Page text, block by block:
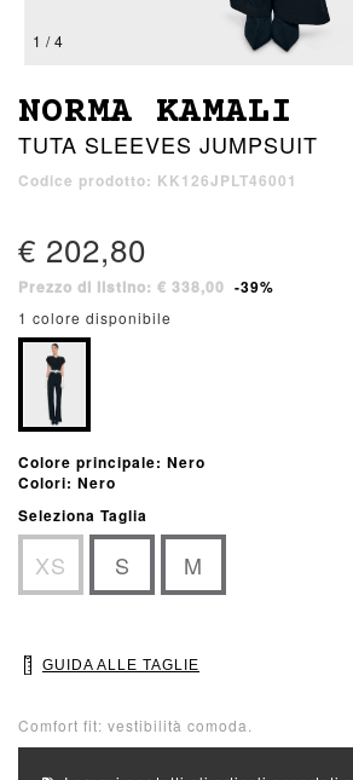
1 / 4
NORMA KAMALI
TUTA SLEEVES JUMPSUIT
Codice prodotto: KK126JPLT46001
€ 202,80
Prezzo di listino: € 338,00 -39%
1 colore disponibile
Colore principale: Nero
Colori: Nero
Seleziona Taglia
XS S M
GUIDA ALLE TAGLIE
Comfort fit: vestibilità comoda.